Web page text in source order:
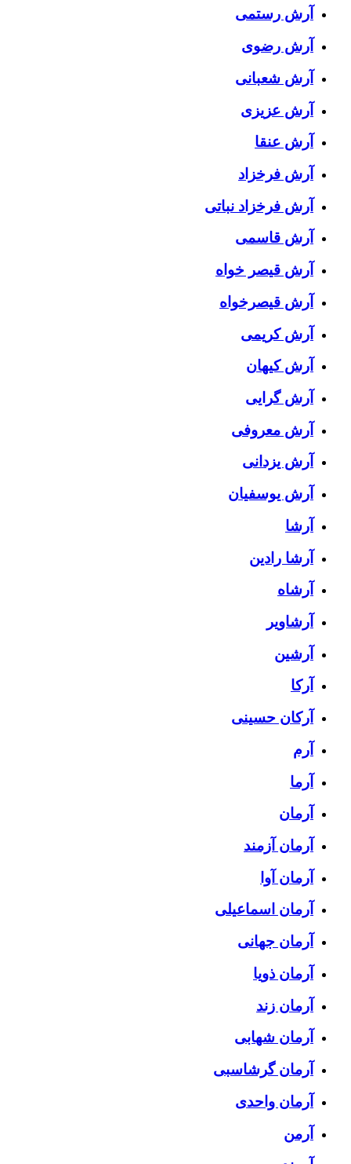
آرش رستمی
آرش رضوی
آرش شعبانی
آرش عزیزی
آرش عنقا
آرش فرخزاد
آرش فرخزاد نباتی
آرش قاسمی
آرش قیصر خواه
آرش قیصرخواه
آرش کریمی
آرش کیهان
آرش گرایی
آرش معروفی
آرش یزدانی
آرش یوسفیان
آرشا
آرشا رادین
آرشاه
آرشاویر
آرشین
آرکا
آرکان حسینی
آرم
آرما
آرمان
آرمان آزمند
آرمان آوا
آرمان اسماعیلی
آرمان جهانی
آرمان ذویا
آرمان زند
آرمان شهابی
آرمان گرشاسبی
آرمان واحدی
آرمن